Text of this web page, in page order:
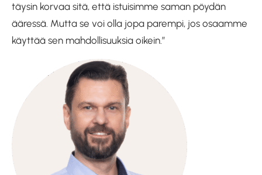
täysin korvaa sitä, että istuisimme saman pöydän
ääressä. Mutta se voi olla jopa parempi, jos osaamme
käyttää sen mahdollisuuksia oikein.”